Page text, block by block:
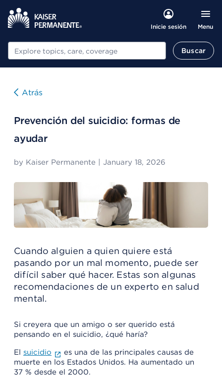
Inicie sesión Menu
Buscar Buscar
Atrás
Prevención del suicidio: formas de
ayudar
by Kaiser Permanente January 18, 2026
Cuando alguien a quien quiere está
pasando por un mal momento, puede ser
difícil saber qué hacer. Estas son algunas
recomendaciones de un experto en salud
mental.
Si creyera que un amigo o ser querido está
pensando en el suicidio, ¿qué haría?
El suicidio
es una de las principales causas de
muerte en los Estados Unidos. Ha aumentado un
37 % desde el 2000.